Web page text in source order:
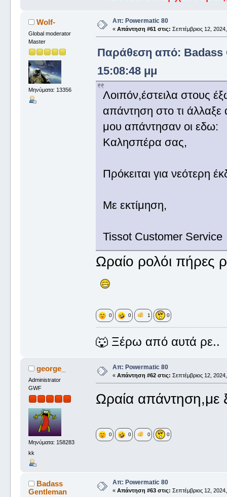
Wolf-
Global moderator
Master
Μηνύματα: 13356
Απ: Powermatic 80
« Απάντηση #61 στις: Σεπτέμβριος 12,
Παράθεση από: Badass
15:08:48 μμ
Λοιπόν,έστειλα στους
απάντηση στο τι άλλαξε
μου απάντησαν οι εδω:
Καλησπέρα σας,
Πρόκειται για νεότερη
Με εκτίμηση,
Tissot Customer Service
Ωραίο ρολόι πήρες
0 0 1 0
🐺 Ξέρω από αυτά ρε..
george_
Administrator
GWF
Μηνύματα: 158283
kk
Απ: Powermatic 80
« Απάντηση #62 στις: Σεπτέμβριος 12,
Ωραία
0 0 0 0
Badass
Gentleman
Απ: Powermatic 80
« Απάντηση #63 στις: Σεπτέμβριος 12,